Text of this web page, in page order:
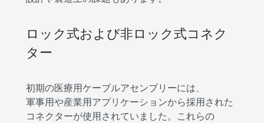
ロック式および非ロック式コネク
ター
初期の医療用ケーブルアセンブリーには、
軍事用や産業用アプリケーションから採用された
コネクターが使用されていました。これらの